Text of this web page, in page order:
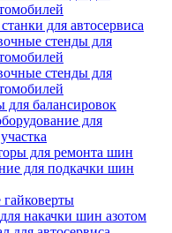
для автосервиса
стенды для
стенды для
для балансировок
для
для ремонта шин
для подкачки шин
накачки шин азотом